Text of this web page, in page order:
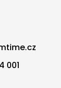
001